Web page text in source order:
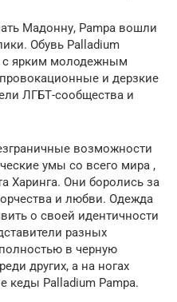
Мадонну, Pampa вошли
Обувь Palladium
с ярким молодежным
и дерзкие
ЛГБТ-сообщества и
возможности
умы со всего мира ,
Харинга. Они боролись за
и любви. Одежда
о своей идентичности
разных
в черную
других, а на ногах
кеды Palladium Pampa.